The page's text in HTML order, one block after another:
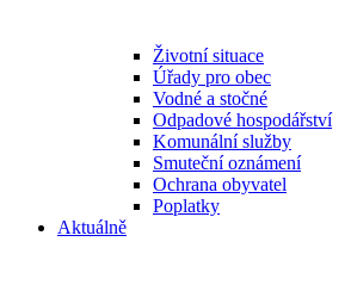
Životní situace
Úřady pro obec
Vodné a stočné
Odpadové hospodářství
Komunální služby
Smuteční oznámení
Ochrana obyvatel
Poplatky
Aktuálně